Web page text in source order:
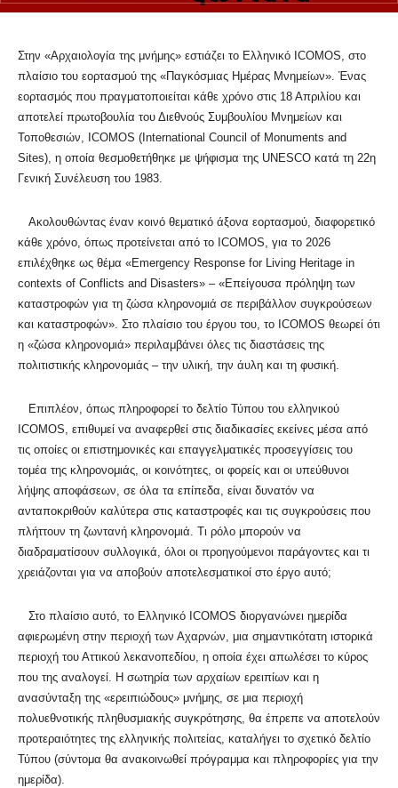
Στην «Αρχαιολογία της μνήμης» εστιάζει το Ελληνικό ICOMOS, στο
πλαίσιο του εορτασμού της «Παγκόσμιας Ημέρας Μνημείων». Ένας
εορτασμός που πραγματοποιείται κάθε χρόνο στις 18 Απριλίου και
αποτελεί πρωτοβουλία του Διεθνούς Συμβουλίου Μνημείων και
Τοποθεσιών, ICOMOS (International Council of Monuments and
Sites), η οποία θεσμοθετήθηκε με ψήφισμα της UNESCO κατά τη 22η
Γενική Συνέλευση του 1983.
Ακολουθώντας έναν κοινό θεματικό άξονα εορτασμού, διαφορετικό
κάθε χρόνο, όπως προτείνεται από το ICOMOS, για το 2026
επιλέχθηκε ως θέμα «Emergency Response for Living Heritage in
contexts of Conflicts and Disasters» – «Επείγουσα πρόληψη των
καταστροφών για τη ζώσα κληρονομιά σε περιβάλλον συγκρούσεων
και καταστροφών». Στο πλαίσιο του έργου του, το ICOMOS θεωρεί ότι
η «ζώσα κληρονομιά» περιλαμβάνει όλες τις διαστάσεις της
πολιτιστικής κληρονομιάς – την υλική, την άυλη και τη φυσική.
Επιπλέον, όπως πληροφορεί το δελτίο Τύπου του ελληνικού
ICOMOS, επιθυμεί να αναφερθεί στις διαδικασίες εκείνες μέσα από
τις οποίες οι επιστημονικές και επαγγελματικές προσεγγίσεις του
τομέα της κληρονομιάς, οι κοινότητες, οι φορείς και οι υπεύθυνοι
λήψης αποφάσεων, σε όλα τα επίπεδα, είναι δυνατόν να
ανταποκριθούν καλύτερα στις καταστροφές και τις συγκρούσεις που
πλήττουν τη ζωντανή κληρονομιά. Τι ρόλο μπορούν να
διαδραματίσουν συλλογικά, όλοι οι προηγούμενοι παράγοντες και τι
χρειάζονται για να αποβούν αποτελεσματικοί στο έργο αυτό;
Στο πλαίσιο αυτό, το Ελληνικό ICOMOS διοργανώνει ημερίδα
αφιερωμένη στην περιοχή των Αχαρνών, μια σημαντικότατη ιστορικά
περιοχή του Αττικού λεκανοπεδίου, η οποία έχει απωλέσει το κύρος
που της αναλογεί. Η σωτηρία των αρχαίων ερειπίων και η
ανασύνταξη της «ερειπιώδους» μνήμης, σε μια περιοχή
πολυεθνοτικής πληθυσμιακής συγκρότησης, θα έπρεπε να αποτελούν
προτεραιότητες της ελληνικής πολιτείας, καταλήγει το σχετικό δελτίο
Τύπου (σύντομα θα ανακοινωθεί πρόγραμμα και πληροφορίες για την
ημερίδα).